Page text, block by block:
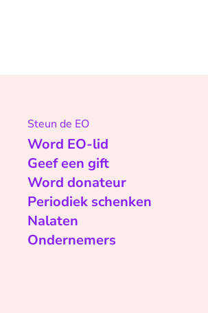
Steun de EO
Word EO-lid
Geef een gift
Word donateur
Periodiek schenken
Nalaten
Ondernemers